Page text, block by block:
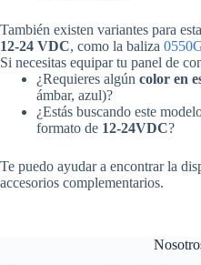
También existen variantes para
12-24 VDC, como la baliza
Si necesitas equipar tu panel de
¿Requieres algún color en
ámbar, azul)?
¿Estás buscando este
formato de 12-24VDC?
Te puedo ayudar a encontrar la
accesorios complementarios.